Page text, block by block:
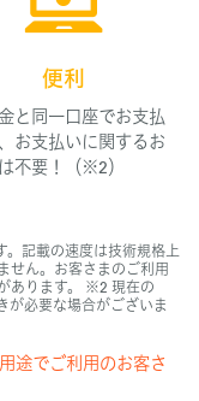
便利
と同一口座でお支払
お支払いに関するお
不要！（※2）
記載の速度は技術規格上
せん。お客さまのご利用
あります。 ※2 現在の
が必要な場合がございま
途でご利用のお客さ